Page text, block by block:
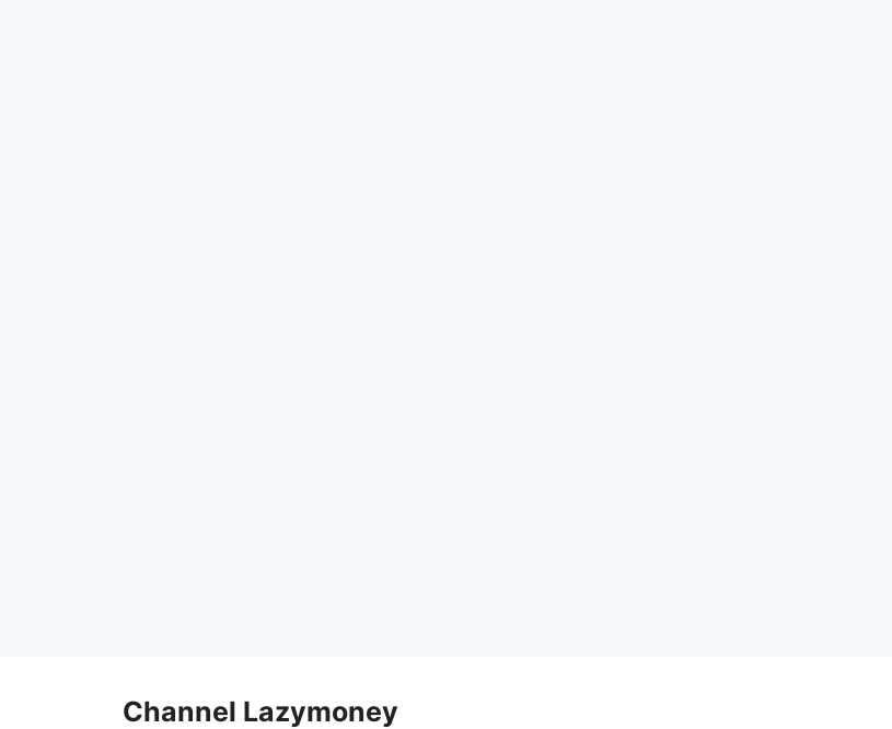
Channel Lazymoney